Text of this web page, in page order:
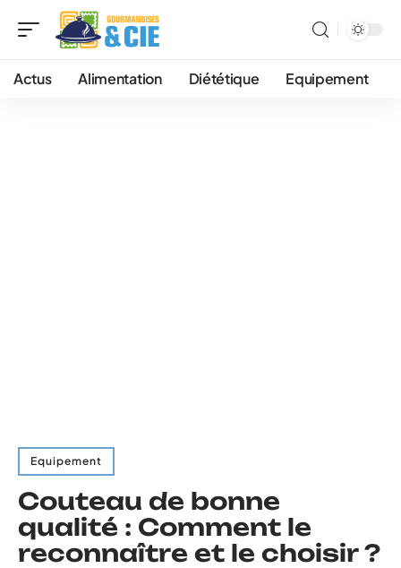
Actus Alimentation Diététique Equipement
Equipement
Couteau de bonne
qualité : Comment le
reconnaître et le choisir ?